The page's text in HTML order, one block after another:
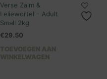
Verse Zalm &
Leliewortel – Adult
Small 2kg
€29.50
TOEVOEGEN AAN
WINKELWAGEN